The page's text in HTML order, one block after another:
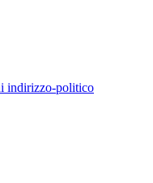
indirizzo-politico